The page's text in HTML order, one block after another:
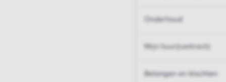
Onderhoud
Mijn huur(contract)
Belangen en klachten